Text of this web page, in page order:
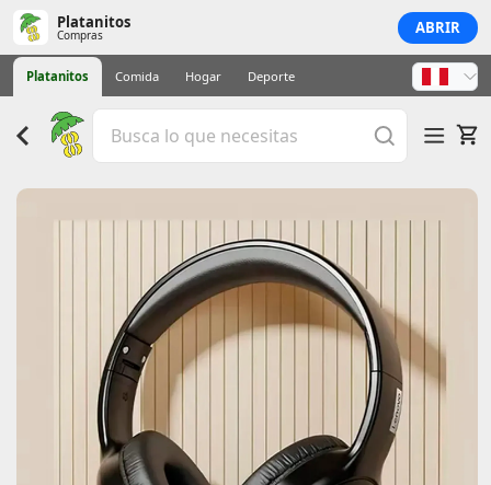
Platanitos
Compras ABRIR
Platanitos Comida Hogar Deporte